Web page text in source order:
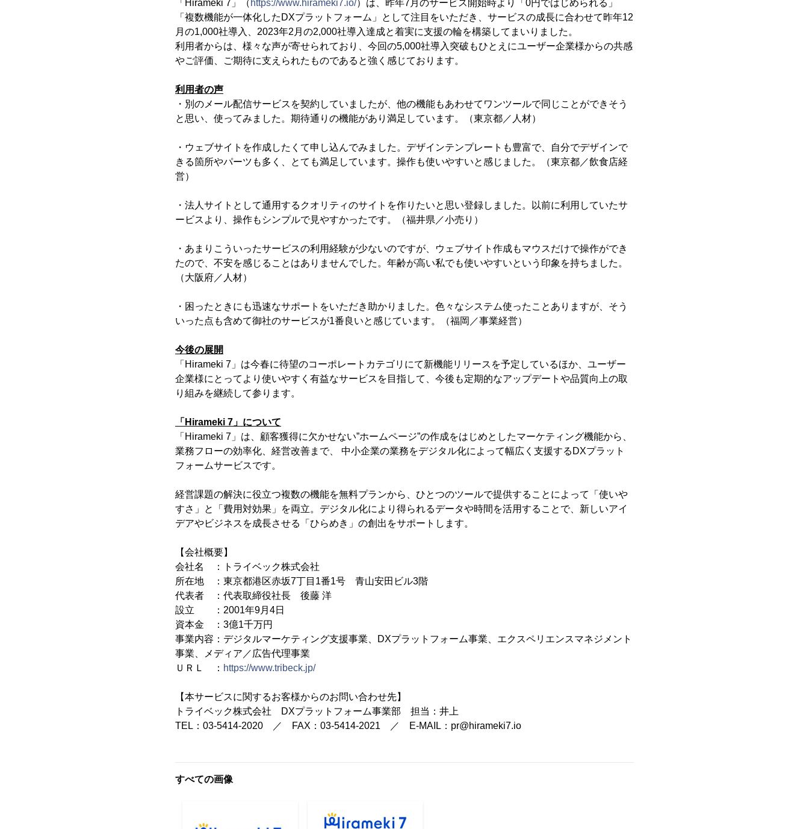
「Hirameki 7」（ https://www.hirameki7.io/）は、昨年7月のサービス開始時より「0円ではじめられる」
「複数機能が一体化したDXプラットフォーム」として注目をいただき、サービスの成長に合わせて昨年12
月の1,000社導入、2023年2月の2,000社導入達成と着実に支援の輪を構築してまいりました。
利用者からは、様々な声が寄せられており、今回の5,000社導入突破もひとえにユーザー企業様からの共感
やご評価、ご期待に支えられたものであると強く感じております。
利用者の声
・別のメール配信サービスを契約していましたが、他の機能もあわせてワンツールで同じことができそう
と思い、使ってみました。期待通りの機能があり満足しています。（東京都／人材）
・ウェブサイトを作成したくて申し込んでみました。デザインテンプレートも豊富で、自分でデザインで
きる箇所やパーツも多く、とても満足しています。操作も使いやすいと感じました。（東京都／飲食店経
営）
・法人サイトとして通用するクオリティのサイトを作りたいと思い登録しました。以前に利用していたサ
ービスより、操作もシンプルで見やすかったです。（福井県／小売り）
・あまりこういったサービスの利用経験が少ないのですが、ウェブサイト作成もマウスだけで操作ができ
たので、不安を感じることはありませんでした。年齢が高い私でも使いやすいという印象を持ちました。
（大阪府／人材）
・困ったときにも迅速なサポートをいただき助かりました。色々なシステム使ったことありますが、そう
いった点も含めて御社のサービスが1番良いと感じています。（福岡／事業経営）
今後の展開
「Hirameki 7」は今春に待望のコーポレートカテゴリにて新機能リリースを予定しているほか、ユーザー
企業様にとってより使いやすく有益なサービスを目指して、今後も定期的なアップデートや品質向上の取
り組みを継続して参ります。
「Hirameki 7」について
「Hirameki 7」は、顧客獲得に欠かせない”ホームページ”の作成をはじめとしたマーケティング機能から、
業務フローの効率化、経営改善まで、 中小企業の業務をデジタル化によって幅広く支援するDXプラット
フォームサービスです。
経営課題の解決に役立つ複数の機能を無料プランから、ひとつのツールで提供することによって「使いや
すさ」と「費用対効果」を両立。デジタル化により得られるデータや時間を活用することで、新しいアイ
デアやビジネスを成長させる「ひらめき」の創出をサポートします。
【会社概要】
会社名 ：トライベック株式会社
所在地 ：東京都港区赤坂7丁目1番1号 青山安田ビル3階
代表者 ：代表取締役社長 後藤 洋
設立 ：2001年9月4日
資本金 ：3億1千万円
事業内容：デジタルマーケティング支援事業、DXプラットフォーム事業、エクスペリエンスマネジメント
事業、メディア／広告代理事業
ＵＲＬ ： https://www.tribeck.jp/
【本サービスに関するお客様からのお問い合わせ先】
トライベック株式会社 DXプラットフォーム事業部 担当：井上
TEL：03-5414-2020 ／ FAX：03-5414-2021 ／ E-MAIL：pr@hirameki7.io
すべての画像